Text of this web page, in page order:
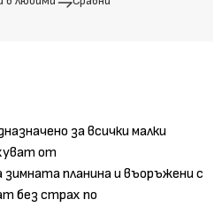
за всички малки
от
планина и въоръжени с
без страх по